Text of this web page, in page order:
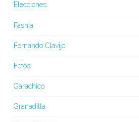
Elecciones
Fasnia
Fernando Clavijo
Fotos
Garachico
Granadilla